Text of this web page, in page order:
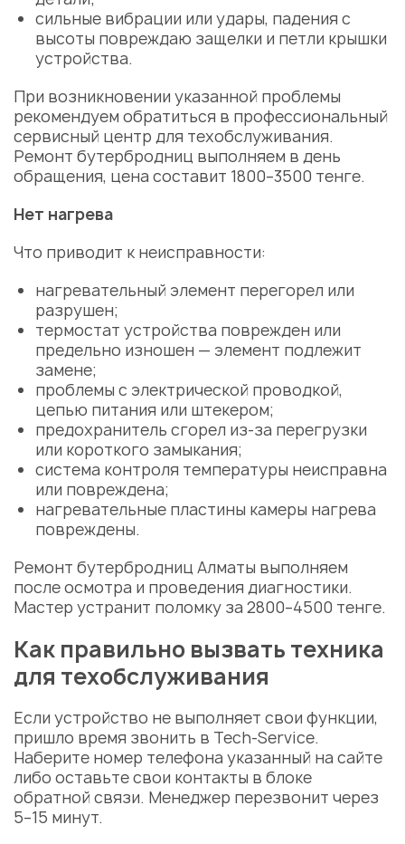
сильные вибрации или удары, падения с
высоты повреждаю защелки и петли крышки
устройства.
При возникновении указанной проблемы
рекомендуем обратиться в профессиональный
сервисный центр для техобслуживания.
Ремонт бутербродниц выполняем в день
обращения, цена составит 1800–3500 тенге.
Нет нагрева
Что приводит к неисправности:
нагревательный элемент перегорел или
разрушен;
термостат устройства поврежден или
предельно изношен — элемент подлежит
замене;
проблемы с электрической проводкой,
цепью питания или штекером;
предохранитель сгорел из-за перегрузки
или короткого замыкания;
система контроля температуры неисправна
или повреждена;
нагревательные пластины камеры нагрева
повреждены.
Ремонт бутербродниц Алматы выполняем
после осмотра и проведения диагностики.
Мастер устранит поломку за 2800–4500 тенге.
Как правильно вызвать техника
для техобслуживания
Если устройство не выполняет свои функции,
пришло время звонить в Tech-Service.
Наберите номер телефона указанный на сайте
либо оставьте свои контакты в блоке
обратной связи. Менеджер перезвонит через
5–15 минут.